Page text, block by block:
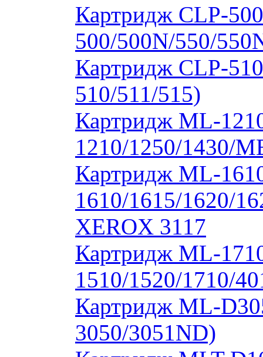
Картридж CLP-
500/500N/550/
Картридж CLP-
510/511/515)
Картридж ML-
1210/1250/1430/
Картридж ML-
1610/1615/1620/
XEROX 3117
Картридж ML-
1510/1520/1710/
Картридж ML-
3050/3051ND)